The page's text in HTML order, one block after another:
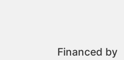
Financed by